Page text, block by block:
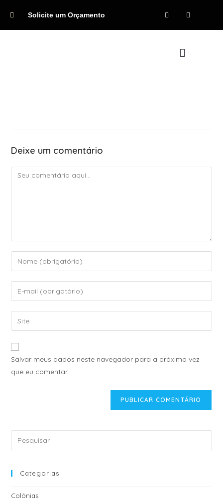
Solicite um Orçamento
Deixe um comentário
Salvar meus dados neste navegador para a próxima vez
que eu comentar.
t
Categorias
Colônias